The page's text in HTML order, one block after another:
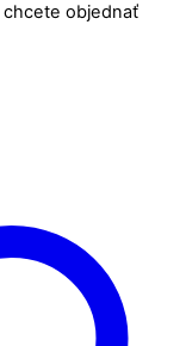
objednať